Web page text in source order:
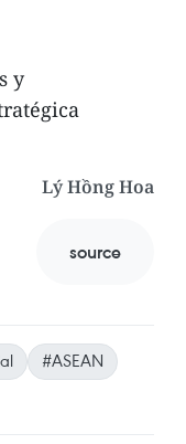
y
Lý Hồng Hoa
source
#ASEAN